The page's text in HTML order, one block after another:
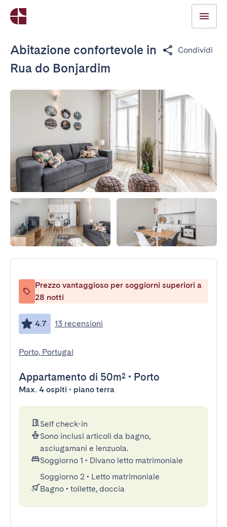
Abitazione confortevole in
Rua do Bonjardim
Condividi
Prezzo vantaggioso per soggiorni superiori a
28 notti
4.7 13 recensioni
Porto, Portugal
Appartamento di 50m² • Porto
Max. 4 ospiti • piano terra
Self check-in
Sono inclusi articoli da bagno,
asciugamani e lenzuola.
Soggiorno 1 • Divano letto matrimoniale
Soggiorno 2 • Letto matrimoniale
Bagno • toilette, doccia